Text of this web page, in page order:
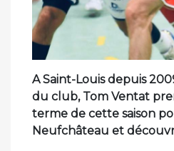
A Saint-Louis depuis
du club, Tom Ventat
terme de cette saison
Neufchâteau et